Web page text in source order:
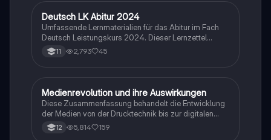
Kommunikation. Ideal für Studierende, die sich mit
gesellschaftlicher und politischer Kommunikation
auseinandersetzen möchten.
Deutsch
Deutsch LK Abitur 2024
Umfassende Lernmaterialien für das Abitur im Fach
Deutsch Leistungskurs 2024. Dieser Lernzettel
behandelt zentrale Themen wie
Spracherwerbsmodelle, Sprachwandel,
politischen Kontexten. Ideal für die Vorbereitung auf
materialgestütztes Schreiben und die Analyse
literarischer Texte. Enthält wichtige Epochen der
deutschen Literatur und deren Merkmale.
11 2,793 45
Deutsch
Medienrevolution und ihre Auswirkungen
Diese Zusammenfassung behandelt die Entwicklung
der Medien von der Drucktechnik bis zur digitalen
Kommunikation. Sie beleuchtet die drei
Medienrevolutionen, die Funktionen der
12 5,814 159